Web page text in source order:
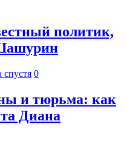
политик,
спустя 0
и тюрьма: как
Диана